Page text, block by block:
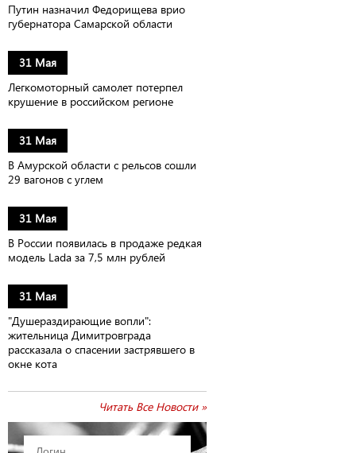
Путин назначил Федорищева врио
губернатора Самарской области
31 Мая
Легкомоторный самолет потерпел
крушение в российском регионе
31 Мая
В Амурской области с рельсов сошли
29 вагонов с углем
31 Мая
В России появилась в продаже редкая
модель Lada за 7,5 млн рублей
31 Мая
"Душераздирающие вопли":
жительница Димитровграда
рассказала о спасении застрявшего в
окне кота
Читать Все Новости »